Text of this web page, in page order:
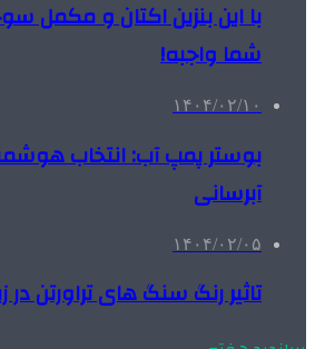
با این بنزین اکتان و مکمل
شما واجبه!
۱۴۰۴/۰۲/۱۰
بوستر پمپ آب: انتخاب
آبرسانی
۱۴۰۴/۰۲/۰۵
تاثیر رنگ سنگ های تراورتن در